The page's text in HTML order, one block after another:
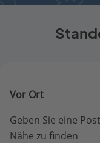
Vor Ort
Geben Sie eine
Nähe zu finden